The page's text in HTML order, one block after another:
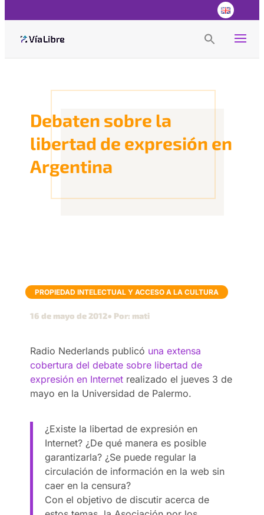
Search Button
Debaten sobre la
libertad de expresión en
Argentina
PROPIEDAD INTELECTUAL Y ACCESO A LA CULTURA
16 de mayo de 2012● Por: mati
Radio Nederlands publicó una extensa
cobertura del debate sobre libertad de
expresión en Internet realizado el jueves 3 de
mayo en la Universidad de Palermo.
¿Existe la libertad de expresión en
Internet? ¿De qué manera es posible
garantizarla? ¿Se puede regular la
circulación de información en la web sin
caer en la censura?
Con el objetivo de discutir acerca de